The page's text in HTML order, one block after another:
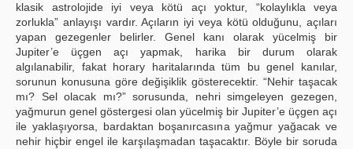
klasik astrolojide iyi veya kötü açı yoktur, “kolaylıkla veya
zorlukla” anlayışı vardır. Açıların iyi veya kötü olduğunu, açıları
yapan gezegenler belirler. Genel kanı olarak yücelmiş bir
Jupiter’e üçgen açı yapmak, harika bir durum olarak
algılanabilir, fakat horary haritalarında tüm bu genel kanılar,
sorunun konusuna göre değişiklik gösterecektir. “Nehir taşacak
mı? Sel olacak mı?” sorusunda, nehri simgeleyen gezegen,
yağmurun genel göstergesi olan yücelmiş bir Jupiter’e üçgen açı
ile yaklaşıyorsa, bardaktan boşanırcasına yağmur yağacak ve
nehir hiçbir engel ile karşılaşmadan taşacaktır. Böyle bir soruda